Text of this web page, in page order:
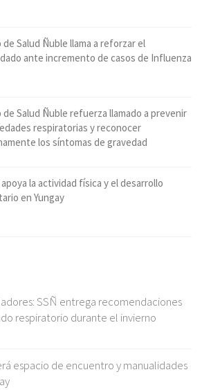
de Salud Ñuble llama a reforzar el
ante incremento de casos de Influenza
de Salud Ñuble refuerza llamado a prevenir
respiratorias y reconocer
los síntomas de gravedad
la actividad física y el desarrollo
en Yungay
SSÑ entrega recomendaciones
respiratorio durante el invierno
espacio de encuentro y manualidades